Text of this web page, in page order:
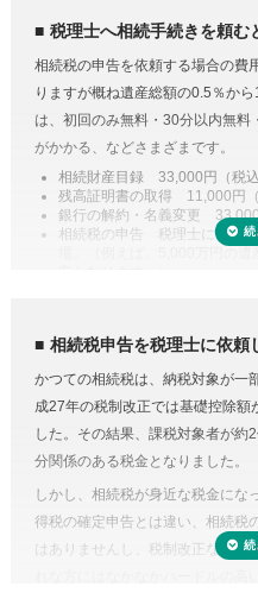
また、株式や貴金属、不動産など
とで合わせて収集・管理が可能に
手間・無駄が省けます。
例えば、配偶者が取得した正味の
定相続分相当額を比較してどちら
相続税の申告や準確定申告
相続税には申告書の他、総額の
など非常に多くの書類作成が必要
申告することもできますが、不動
しく書類作成も煩雑なことから、
準確定申告とは、亡くなった方
代わりにおこなうこと。準確定申
った日までの所得ですが、前年分
税理士へ相続手続きを頼む
相続税の申告を依頼する場合の費
りますが概ね遺産総額の0.5％か
は、初回のみ無料・30分以内無料
がかかる、などさまざまです。
相続財産目録 33,000円（税
残高証明書の取得 11,000円
銀行の解約・名義変更
相続税の申告 税理士により
人生で数回程度の相続税申告をす
のや資料集めに相当の時間と労力
プロの税理士に頼むという選択肢
のではないでしょうか。
費用が気になる方は、相続税申告
できる「 相続費用見積ガイド 」を
相続税申告を税理士に依頼
かつての相続税は、納税対象が一
成27年の税制改正では基礎控除額
した。その結果、課税対象者が約
分関係のある税金となりました。
しかし、相続税が身近な税金にな
得税の確定申告とは違い、相続税
はありませんし、税制改正などで